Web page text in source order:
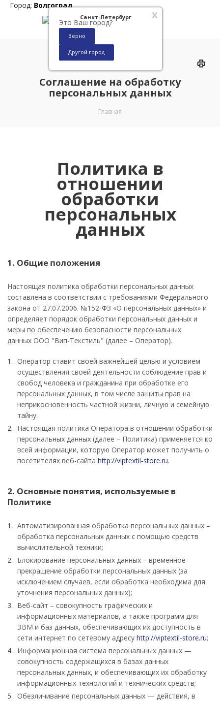
x
Санкт-Петербург
Это Ваш город?
Верно
Другой город
Город: Волгоград
Соглашение на обработку
персональных данных
Главная
Политика в
отношении
обработки
персональных
данных
1. Общие положения
Настоящая политика обработки персональных данных
составлена в соответствии с требованиями Федерального
закона от 27.07.2006. №152-ФЗ «О персональных данных» и
определяет порядок обработки персональных данных и
меры по обеспечению безопасности персональных
данных ООО "Вип-Текстиль" (далее – Оператор).
Оператор ставит своей важнейшей целью и условием
осуществления своей деятельности соблюдение прав и
свобод человека и гражданина при обработке его
персональных данных, в том числе защиты прав на
неприкосновенность частной жизни, личную и семейную
тайну.
Настоящая политика Оператора в отношении обработки
персональных данных (далее – Политика) применяется ко
всей информации, которую Оператор может получить о
посетителях веб-сайта http://viptextil-store.ru.
2. Основные понятия, используемые в
Политике
Автоматизированная обработка персональных данных –
обработка персональных данных с помощью средств
вычислительной техники;
Блокирование персональных данных – временное
прекращение обработки персональных данных (за
исключением случаев, если обработка необходима для
уточнения персональных данных);
Веб-сайт – совокупность графических и
информационных материалов, а также программ для
ЭВМ и баз данных, обеспечивающих их доступность в
сети интернет по сетевому адресу http://viptextil-store.ru;
Информационная система персональных данных —
совокупность содержащихся в базах данных
персональных данных, и обеспечивающих их обработку
информационных технологий и технических средств;
Обезличивание персональных данных — действия, в